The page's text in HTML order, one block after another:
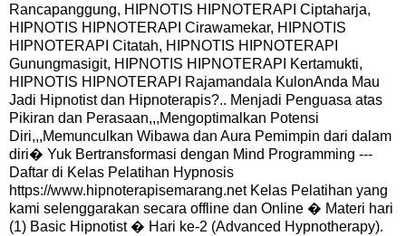
Rancapanggung, HIPNOTIS HIPNOTERAPI Ciptaharja,
HIPNOTIS HIPNOTERAPI Cirawamekar, HIPNOTIS
HIPNOTERAPI Citatah, HIPNOTIS HIPNOTERAPI
Gunungmasigit, HIPNOTIS HIPNOTERAPI Kertamukti,
HIPNOTIS HIPNOTERAPI Rajamandala KulonAnda Mau
Jadi Hipnotist dan Hipnoterapis?.. Menjadi Penguasa atas
Pikiran dan Perasaan,,,Mengoptimalkan Potensi
Diri,,,Memunculkan Wibawa dan Aura Pemimpin dari dalam
diri� Yuk Bertransformasi dengan Mind Programming ---
Daftar di Kelas Pelatihan Hypnosis
https://www.hipnoterapisemarang.net Kelas Pelatihan yang
kami selenggarakan secara offline dan Online � Materi hari
(1) Basic Hipnotist � Hari ke-2 (Advanced Hypnotherapy).